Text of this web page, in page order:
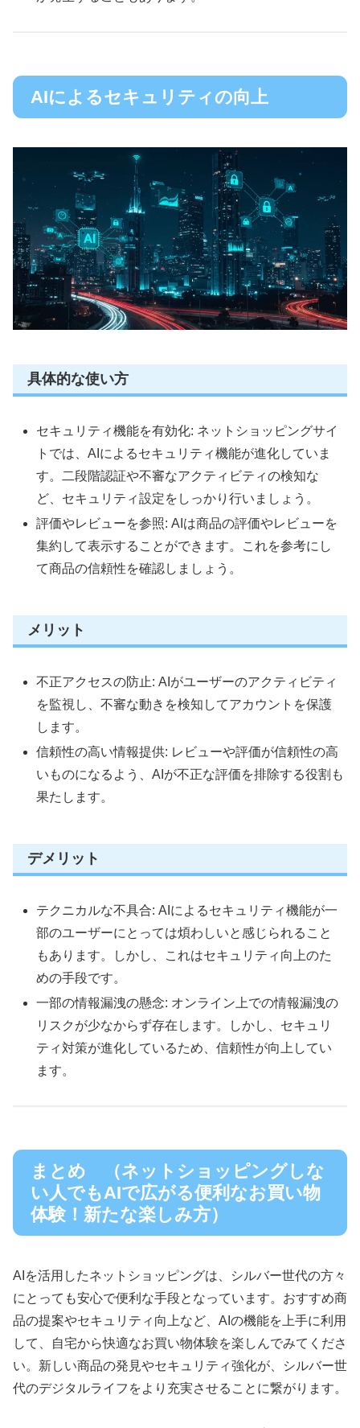
AIによるセキュリティの向上
具体的な使い方
セキュリティ機能を有効化: ネットショッピングサイ
トでは、AIによるセキュリティ機能が進化していま
す。二段階認証や不審なアクティビティの検知な
ど、セキュリティ設定をしっかり行いましょう。
評価やレビューを参照: AIは商品の評価やレビューを
集約して表示することができます。これを参考にし
て商品の信頼性を確認しましょう。
メリット
不正アクセスの防止: AIがユーザーのアクティビティ
を監視し、不審な動きを検知してアカウントを保護
します。
信頼性の高い情報提供: レビューや評価が信頼性の高
いものになるよう、AIが不正な評価を排除する役割も
果たします。
デメリット
テクニカルな不具合: AIによるセキュリティ機能が一
部のユーザーにとっては煩わしいと感じられること
もあります。しかし、これはセキュリティ向上のた
めの手段です。
一部の情報漏洩の懸念: オンライン上での情報漏洩の
リスクが少なからず存在します。しかし、セキュリ
ティ対策が進化しているため、信頼性が向上してい
ます。
まとめ （ネットショッピングしな
い人でもAIで広がる便利なお買い物
体験！新たな楽しみ方）
AIを活用したネットショッピングは、シルバー世代の方々
にとっても安心で便利な手段となっています。おすすめ商
品の提案やセキュリティ向上など、AIの機能を上手に利用
して、自宅から快適なお買い物体験を楽しんでみてくださ
い。新しい商品の発見やセキュリティ強化が、シルバー世
代のデジタルライフをより充実させることに繋がります。